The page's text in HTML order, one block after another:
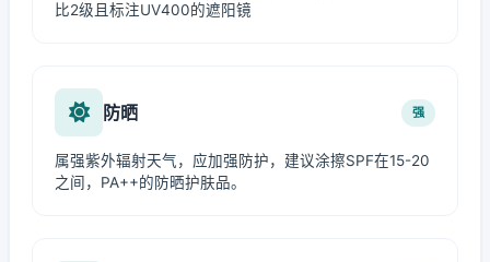
比2级且标注UV400的遮阳镜
防晒 强
属强紫外辐射天气，应加强防护，建议涂擦SPF在15-20
之间，PA++的防晒护肤品。